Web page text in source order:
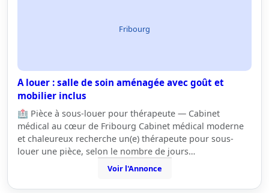
Fribourg
A louer : salle de soin aménagée avec goût et
mobilier inclus
🏥 Pièce à sous-louer pour thérapeute — Cabinet
médical au cœur de Fribourg Cabinet médical moderne
et chaleureux recherche un(e) thérapeute pour sous-
louer une pièce, selon le nombre de jours…
Voir l'Annonce